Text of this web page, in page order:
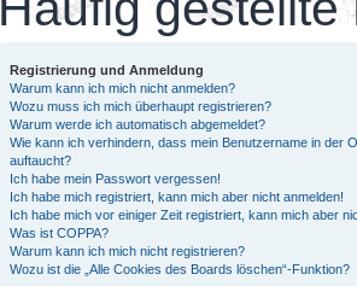
Registrierung und Anmeldung
Warum kann ich mich nicht anmelden?
Wozu muss ich mich überhaupt registrieren?
Warum werde ich automatisch abgemeldet?
Wie kann ich verhindern, dass mein Benutzername in der
auftaucht?
Ich habe mein Passwort vergessen!
Ich habe mich registriert, kann mich aber nicht anmelden!
Ich habe mich vor einiger Zeit registriert, kann mich aber
Was ist COPPA?
Warum kann ich mich nicht registrieren?
Wozu ist die „Alle Cookies des Boards löschen“-Funktion?